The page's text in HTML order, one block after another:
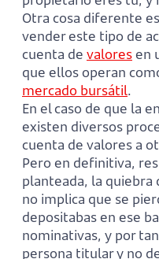
Otra cosa diferente
vender este tipo de
cuenta de valoresen
que ellos operan
mercado bursátil.
En el caso de que la
existen diversos
cuenta de valores a
Pero en definitiva,
planteada, la quiebra
no implica que se
depositabas en ese
nominativas, y por
persona titular y no